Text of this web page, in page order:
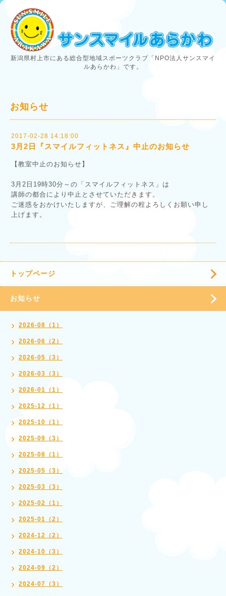
新潟県村上市にある総合型地域スポーツクラブ「NPO法人サンスマイ
ルあらかわ」です。
お知らせ
2017-02-28 14:18:00
3月2日『スマイルフィットネス』中止のお知らせ
【教室中止のお知らせ】
3月2日19時30分～の「スマイルフィットネス」は
講師の都合により中止とさせていただきます。
ご迷惑をおかけいたしますが、ご理解の程よろしくお願い申し
上げます。
トップページ
お知らせ
2026-08（1）
2026-06（2）
2026-05（3）
2026-03（3）
2026-01（1）
2025-12（1）
2025-10（1）
2025-09（3）
2025-08（1）
2025-05（3）
2025-03（3）
2025-02（1）
2025-01（2）
2024-12（2）
2024-10（3）
2024-09（2）
2024-07（3）